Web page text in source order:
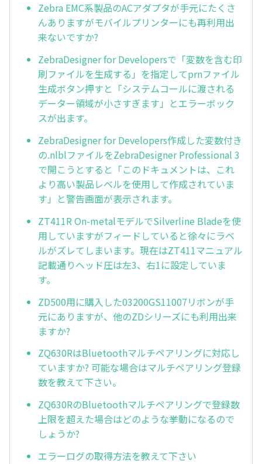
Zebra EMC系製品のACアダプタが手元にたくさ
んありますがモバイルプリンターにも再利用出
来ないですか?
ZebraDesigner for Developersで「変数を含む印
刷ファイルを生成する」を指定してprnファイル
生成ボタン押すと「システムコールに渡される
データー領域が小さすぎます」とエラーボック
スが出ます。
ZebraDesigner for Developers作成した変数付き
の.nlblファイルをZebraDesigner Professional 3
で開こうとすると「このドキュメントは、これ
より高い製品レベルを使用して作成されていま
す」と警告画面が表示されます。
ZT411R On-metalモデルでSilverline Bladeを使
用していますがフィードしていると徐々にラベ
ルがズレてしまいます。現在はZT411マニュアル
記載通りヘッド圧は左3、右1に設定していま
す。
ZD500用に購入した03200GS11007リボンが手
元にありますが、他のZDシリーズにも利用出来
ますか?
ZQ630RはBluetoothマルチペアリングに対応し
ていますか? 可能な場合はマルチペアリング登録
数を教えて下さい。
ZQ630RのBluetoothマルチペアリングで登録数
上限を超えた場合はどのような挙動になるので
しょうか?
エラーログの取得方法を教えて下さい